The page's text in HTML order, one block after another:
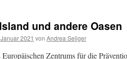
und andere Oasen
2021 von Andrea Seliger
Zentrums für die